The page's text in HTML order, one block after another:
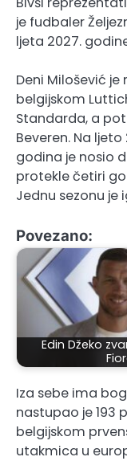
je fudbaler
ljeta 2027.
Deni Milošević je
belgijskom
Standarda, a
Beveren. Na ljeto
godina je nosio
protekle četiri
Jednu sezonu je
Povezano:
Edin Džeko
Iza sebe ima
nastupao je 193
belgijskom
utakmica u